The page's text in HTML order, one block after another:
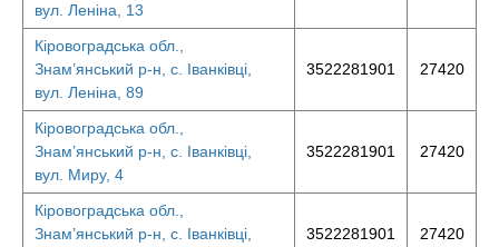
вул. Леніна, 13
Кіровоградська обл.,
Знам’янський р-н, с. Іванківці,
вул. Леніна, 89
3522281901 27420
Кіровоградська обл.,
Знам’янський р-н, с. Іванківці,
вул. Миру, 4
3522281901 27420
Кіровоградська обл.,
Знам’янський р-н, с. Іванківці,
3522281901 27420